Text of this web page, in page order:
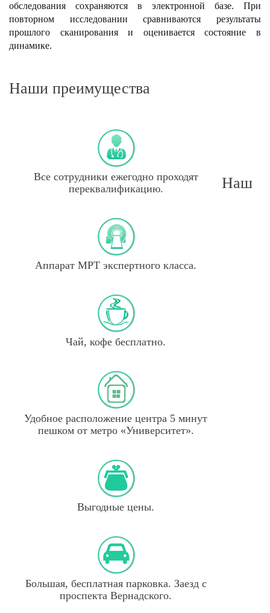
обследования сохраняются в электронной базе. При
повторном исследовании сравниваются результаты
прошлого сканирования и оценивается состояние в
динамике.
Наши преимущества
Все сотрудники ежегодно проходят
переквалификацию.
Аппарат МРТ экспертного класса.
Чай, кофе бесплатно.
Удобное расположение центра 5 минут
пешком от метро «Университет».
Выгодные цены.
Большая, бесплатная парковка. Заезд с
проспекта Вернадского.
Наш